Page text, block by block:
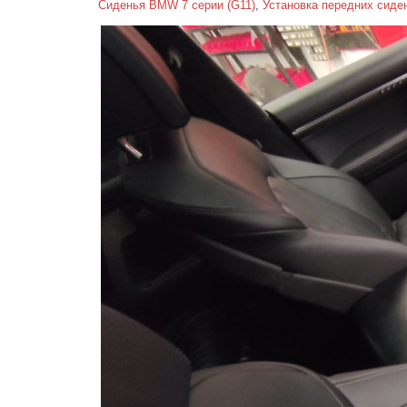
Сиденья BMW 7 серии (G11), Установка передних